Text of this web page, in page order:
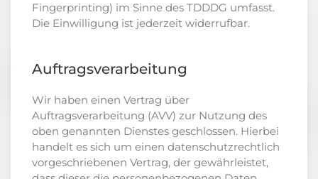
Fingerprinting) im Sinne des TDDDG umfasst.
Die Einwilligung ist jederzeit widerrufbar.
Auftragsverarbeitung
Wir haben einen Vertrag über
Auftragsverarbeitung (AVV) zur Nutzung des
oben genannten Dienstes geschlossen. Hierbei
handelt es sich um einen datenschutzrechtlich
vorgeschriebenen Vertrag, der gewährleistet,